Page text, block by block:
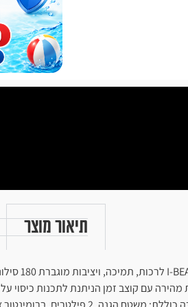
תיאור מוצר
עם קוצב זמן הניתנת לתכנות